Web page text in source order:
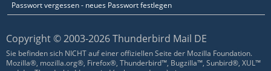
Passwort vergessen - neues Passwort festlegen
Copyright © 2003-2026 Thunderbird Mail DE
Sie befinden sich NICHT auf einer offiziellen Seite der Mozilla Foundation.
Mozilla®, mozilla.org®, Firefox®, Thunderbird™, Bugzilla™, Sunbird®, XUL™